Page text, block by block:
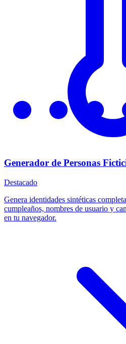
Generador de Personas
Destacado
Genera identidades sintéticas
cumpleaños, nombres de usuario y
en tu navegador.